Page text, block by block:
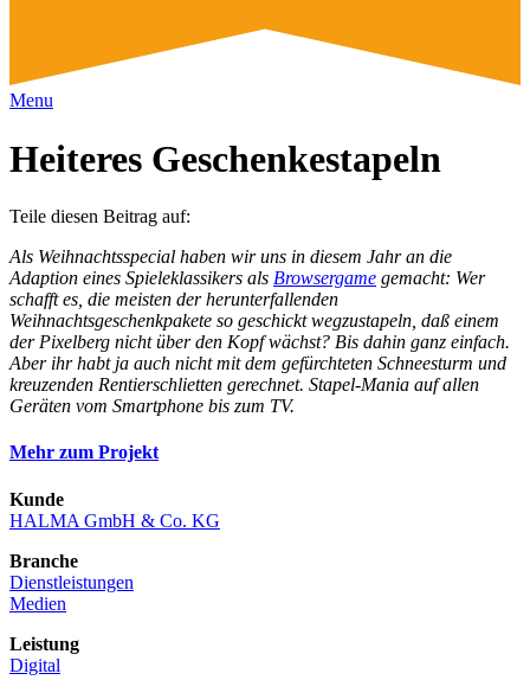
Menu
Heiteres Ge­schenke­sta­peln
Teile diesen Beitrag auf:
Als Weihnachtsspecial haben wir uns in diesem Jahr an die
Adaption eines Spieleklassikers als Browsergame gemacht: Wer
schafft es, die meisten der herunterfallenden
Weihnachtsgeschenkpakete so geschickt wegzustapeln, daß einem
der Pixelberg nicht über den Kopf wächst? Bis dahin ganz einfach.
Aber ihr habt ja auch nicht mit dem gefürchteten Schneesturm und
kreuzenden Rentierschlietten gerechnet. Stapel-Mania auf allen
Geräten vom Smartphone bis zum TV.
Mehr zum Projekt
Kunde
HALMA GmbH & Co. KG
Branche
Dienstleistungen
Medien
Leistung
Digital